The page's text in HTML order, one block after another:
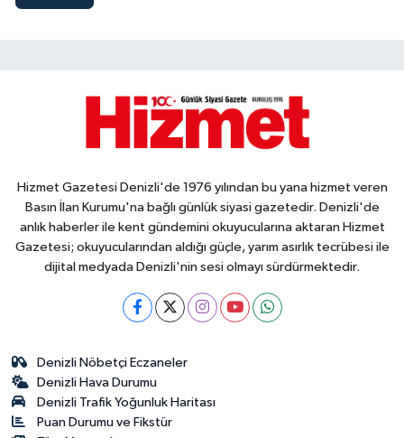
Hizmet Gazetesi Denizli'de 1976 yılından bu yana hizmet veren
Basın İlan Kurumu'na bağlı günlük siyasi gazetedir. Denizli'de
anlık haberler ile kent gündemini okuyucularına aktaran Hizmet
Gazetesi; okuyucularından aldığı güçle, yarım asırlık tecrübesi ile
dijital medyada Denizli'nin sesi olmayı sürdürmektedir.
Denizli Nöbetçi Eczaneler
Denizli Hava Durumu
Denizli Trafik Yoğunluk Haritası
Puan Durumu ve Fikstür